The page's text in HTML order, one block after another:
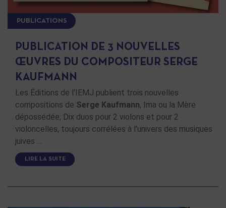
PUBLICATIONS
PUBLICATION DE 3 NOUVELLES
ŒUVRES DU COMPOSITEUR SERGE
KAUFMANN
Les Éditions de l'IEMJ publient trois nouvelles
compositions de Serge Kaufmann, Ima ou la Mère
dépossédée, Dix duos pour 2 violons et pour 2
violoncelles, toujours corrélées à l'univers des musiques
juives …
LIRE LA SUITE